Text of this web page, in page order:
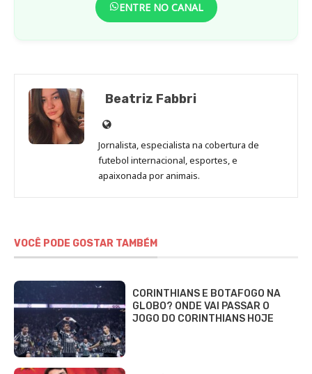
ENTRE NO CANAL
Beatriz Fabbri
Site
de
Beatriz
Fabbri
Jornalista, especialista na cobertura de
futebol internacional, esportes, e
apaixonada por animais.
VOCÊ PODE GOSTAR TAMBÉM
CORINTHIANS E BOTAFOGO NA
GLOBO? ONDE VAI PASSAR O
JOGO DO CORINTHIANS HOJE